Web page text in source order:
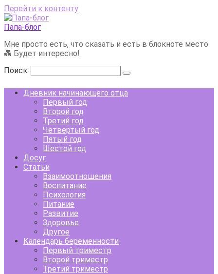
Перейти к контенту
Папа-блог
Мне просто есть, что сказать и есть в блокноте место
💑 Будет интересно!
Поиск:
Дневник начинающего отца
Первый год
Второй год
Третий год
Четвертый год
Пятый год
Шестой год
Досуг
Статьи
Взаимоотношения
Воспитание
Психология
Питание
Развитие
Здоровье
Другое
Календарь беременности
Первый триместр
Второй триместр
Третий триместр